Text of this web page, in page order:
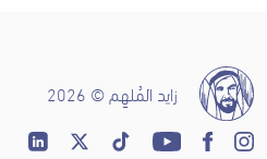
زايد المُلهِم © 2026